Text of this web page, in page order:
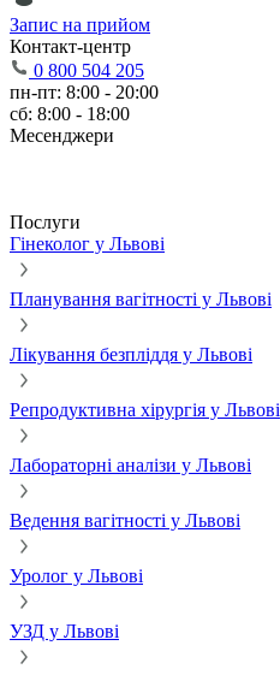
Запис на прийом
Контакт-центр
0 800 504 205
пн-пт: 8:00 - 20:00
сб: 8:00 - 18:00
Месенджери
Послуги
Гінеколог у Львові
Планування вагітності у Львові
Лікування безпліддя у Львові
Репродуктивна хірургія у Львові
Лабораторні аналізи у Львові
Ведення вагітності у Львові
Уролог у Львові
УЗД у Львові